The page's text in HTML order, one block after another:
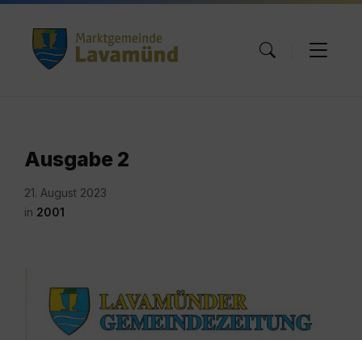
Skip
content
Skip
navigation
Skip
footer
Ausgabe 2
21. August 2023
in 2001